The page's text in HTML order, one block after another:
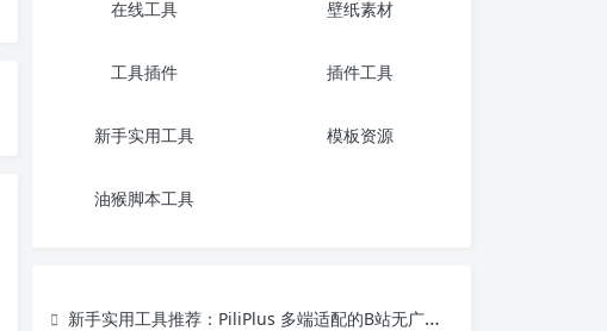
在线工具 壁纸素材
工具插件 插件工具
新手实用工具 模板资源
油猴脚本工具
新手实用工具推荐：PiliPlus 多端适配的B站无广告第三方客户端